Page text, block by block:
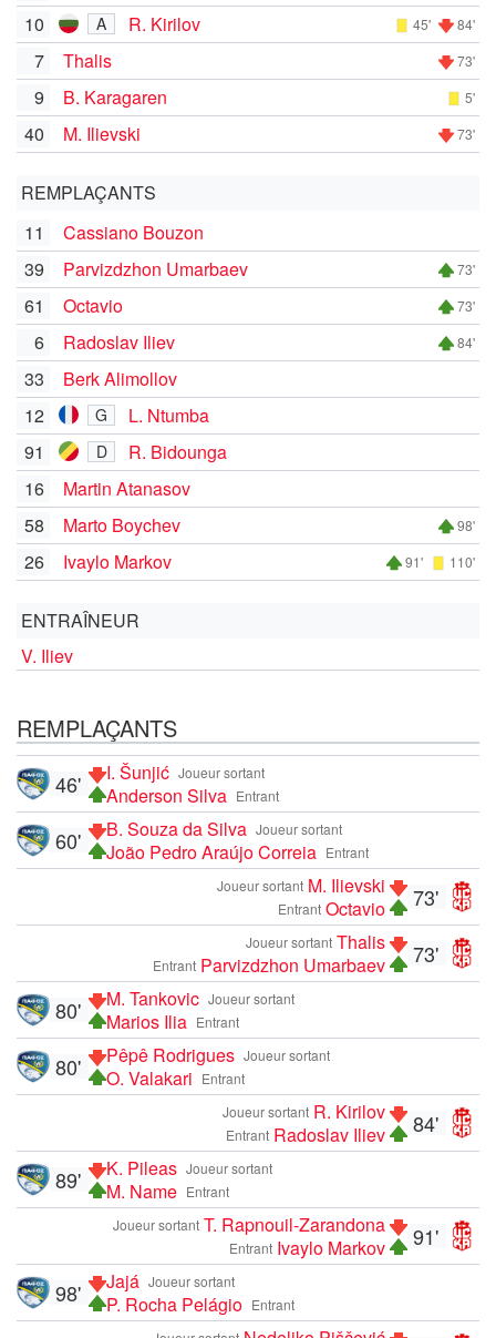
10 A R. Kirilov 45' 84'
7 Thalis 73'
9 B. Karagaren 5'
40 M. Ilievski 73'
REMPLAÇANTS
11
Cassiano Bouzon
39
Parvizdzhon Umarbaev 73'
61 Octavio 73'
6 Radoslav Iliev 84'
33
Berk Alimollov
12
G
L. Ntumba
91
D
R. Bidounga
16
Martin Atanasov
58
Marto Boychev 98'
26 Ivaylo Markov 91' 110'
ENTRAÎNEUR
V. Iliev
REMPLAÇANTS
Joueur sortant
I. Šunjić
Entrant
Anderson Silva
46'
Joueur sortant
B. Souza da Silva
Entrant
João Pedro Araújo Correia
60'
73'
Joueur sortant M. Ilievski
Entrant Octavio
73'
Joueur sortant Thalis
Entrant Parvizdzhon Umarbaev
Joueur sortant
M. Tankovic
Entrant
Marios Ilia
80'
Joueur sortant
Pêpê Rodrigues
Entrant
O. Valakari
80'
84'
Joueur sortant R. Kirilov
Entrant Radoslav Iliev
Joueur sortant
K. Pileas
Entrant
M. Name
89'
91'
Joueur sortant T. Rapnouil-Zarandona
Entrant Ivaylo Markov
Joueur sortant
Jajá
Entrant
P. Rocha Pelágio
98'